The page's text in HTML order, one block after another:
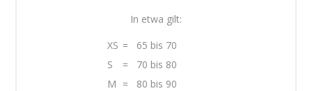
In etwa gilt:
XS =
65 bis 70
S
=
70 bis 80
M =
80 bis 90